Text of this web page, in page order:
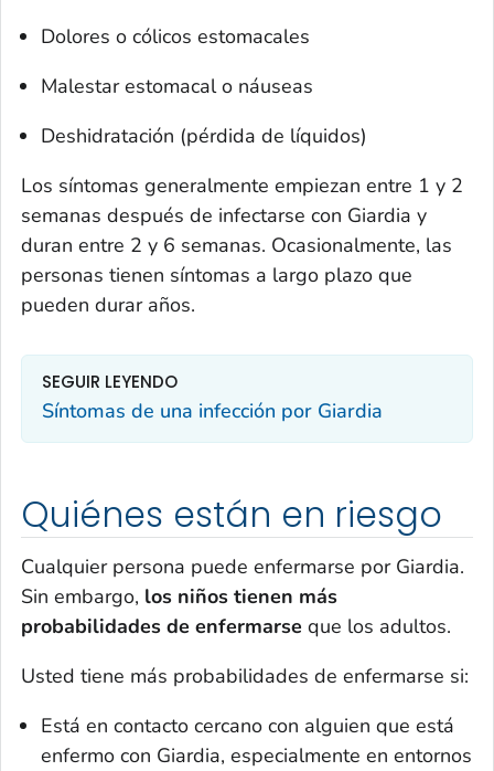
Dolores o cólicos estomacales
Malestar estomacal o náuseas
Deshidratación (pérdida de líquidos)
Los síntomas generalmente empiezan entre 1 y 2
semanas después de infectarse con Giardia y
duran entre 2 y 6 semanas. Ocasionalmente, las
personas tienen síntomas a largo plazo que
pueden durar años.
SEGUIR LEYENDO
Síntomas de una infección por Giardia
Quiénes están en riesgo
Cualquier persona puede enfermarse por Giardia.
Sin embargo, los niños tienen más
probabilidades de enfermarse que los adultos.
Usted tiene más probabilidades de enfermarse si:
Está en contacto cercano con alguien que está
enfermo con Giardia, especialmente en entornos